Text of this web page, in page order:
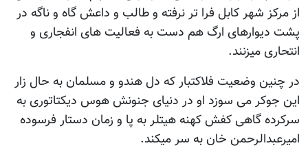
از مرکز شهر کابل فرا تر نرفته و طالب و داعش گاه و ناگه در
پشت دیوارهای ارگ هم دست به فعالیت های انفجاری و
انتحاری میزنند.
در چنین وضعیت فلاکتبار که دل هندو و مسلمان به حال زار
این جوکر می سوزد او در دنیای جنونش هوس دیکتاتوری به
سرکرده گاهی کفش کهنه هیتلر به پا و زمان دستار فرسوده
امیرعبدالرحمن خان به سر میکند.